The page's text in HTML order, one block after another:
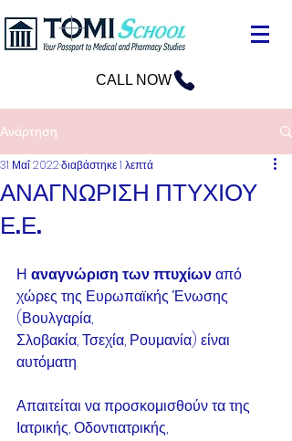
CALL NOW
Ανάρτηση
ΑΝΑΓΝΩΡΙΣΗ ΠΤΥΧΙΟΥ
Ε.Ε.
31 Μαΐ 2022διαβάστηκε 1 λεπτά
Η αναγνώριση των πτυχίων από
χώρες της Ευρωπαϊκής Ένωσης
(Βουλγαρία,
Σλοβακία, Τσεχία, Ρουμανία) είναι
αυτόματη.
Απαιτείται να προσκομισθούν τα της
Ιατρικής, Οδοντιατρικής,